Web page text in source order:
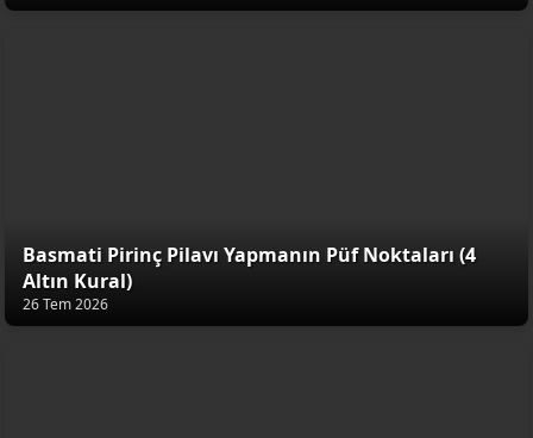
Basmati Pirinç Pilavı Yapmanın Püf Noktaları (4
Altın Kural)
26 Tem 2026